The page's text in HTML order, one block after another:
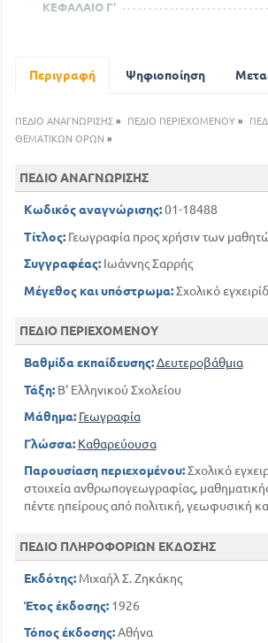
ΚΕΦΑΛΑΙΟ Γ'
Η ΑΛΒΑΝΙΚΗ ΔΗΜΟΚΡΑΤΙΑ
ΙΤΑΛΙΚΗ ΧΕΡΣΟΝΗΣΟΣ
ΠΥΡΗΝΑΪΚΗ ΧΕΡΣΟΝΗΣΟΣ
Η ΔΗΜΟΚΡΑΤΙΑ ΤΗΣ ΠΟΡΤΟΓΑΛΙΑΣ
ΙΙΙ ΚΕΝΤΡΙΚΗ ΕΥΡΩΠΗ
ΒΟΡΕΙΟΔΥΤΙΚΗ ΕΥΡΩΠΗ
ΒΟΡΕΙΑ ΕΥΡΩΠΗ
ΝΟΤΙΑ ΑΣΙΑ
ΑΝΑΤΟΛΙΚΗ ΑΣΙΑ
ΒΟΡΕΙΑ ΚΑΙ ΒΟΡΕΙΟΔΥΤΙΚΗ ΑΣΙΑ
ΑΦΡΙΚΗ
ΒΟΡΕΙΑ ΑΦΡΙΚΗ
ΑΜΕΡΙΚΗ
ΜΕΣΗ ΑΜΕΡΙΚΗ ΚΑΙ ΔΥΤΙΚΗ ΙΝΔΙΑ
ΝΟΤΙΑ ΑΜΕΡΙΚΗ
ΑΥΣΤΡΑΛΙΑ ΚΑΙ ΠΟΛΥΝΗΣΙΑ
ΚΕΦΑΛΑΙΟ Α'
ΚΕΦΑΛΑΙΟ Β'
ΚΕΦΑΛΑΙΟ Γ'
Περιγραφή Ψηφιοποίηση
ΠΕΔΙΟ ΑΝΑΓΝΩΡΙΣΗΣ» ΠΕΔΙΟ ΠΕΡΙΕΧΟΜΕΝΟΥ»
ΘΕΜΑΤΙΚΩΝ ΟΡΩΝ »
ΠΕΔΙΟ ΑΝΑΓΝΩΡΙΣΗΣ
Κωδικός αναγνώρισης:01-18488
Τίτλος:Γεωγραφία προς χρήσιν των
Συγγραφέας:Ιωάννης Σαρρής
Μέγεθος και υπόστρωμα:Σχολικό
ΠΕΔΙΟ ΠΕΡΙΕΧΟΜΕΝΟΥ
Βαθμίδα εκπαίδευσης: Δευτεροβάθμια
Τάξη:Β' Ελληνικού Σχολείου
Μάθημα: Γεωγραφία
Γλώσσα: Καθαρεύουσα
Παρουσίαση περιεχομένου:Σχολικό
στοιχεία ανθρωπογεωγραφίας,
πέντε ηπείρους από πολιτική, γεωφυσική
ΠΕΔΙΟ ΠΛΗΡΟΦΟΡΙΩΝ ΕΚΔΟΣΗΣ
Εκδότης:Μιχαήλ Σ. Ζηκάκης
Έτος έκδοσης:1926
Τόπος έκδοσης:Αθήνα